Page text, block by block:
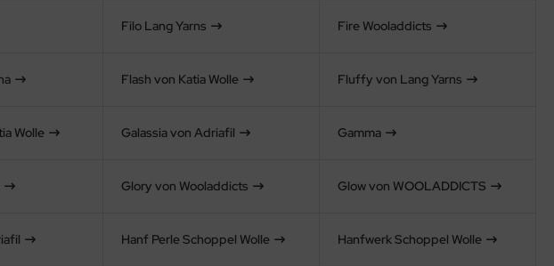
Filo Lang Yarns Fire Wooladdicts
Flash von Katia Wolle Fluffy von Lang Yarns
Wolle Galassia von Adriafil Gamma
Glory von Wooladdicts Glow von WOOLADDICTS
Hanf Perle Schoppel Wolle Hanfwerk Schoppel Wolle